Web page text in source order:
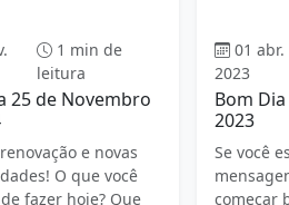
1 min de
leitura
25 de Novembro
e novas
O que você
fazer hoje? Que
01 abr.
2023
Bom
2023
Se você
começar